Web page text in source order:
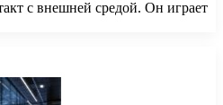
с внешней средой. Он играет